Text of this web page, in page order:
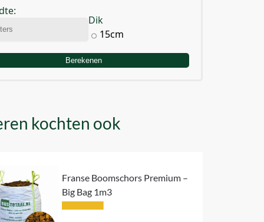
kochten ook
Franse Boomschors Premium –
Big Bag 1m3
Dik
15cm
Berekenen